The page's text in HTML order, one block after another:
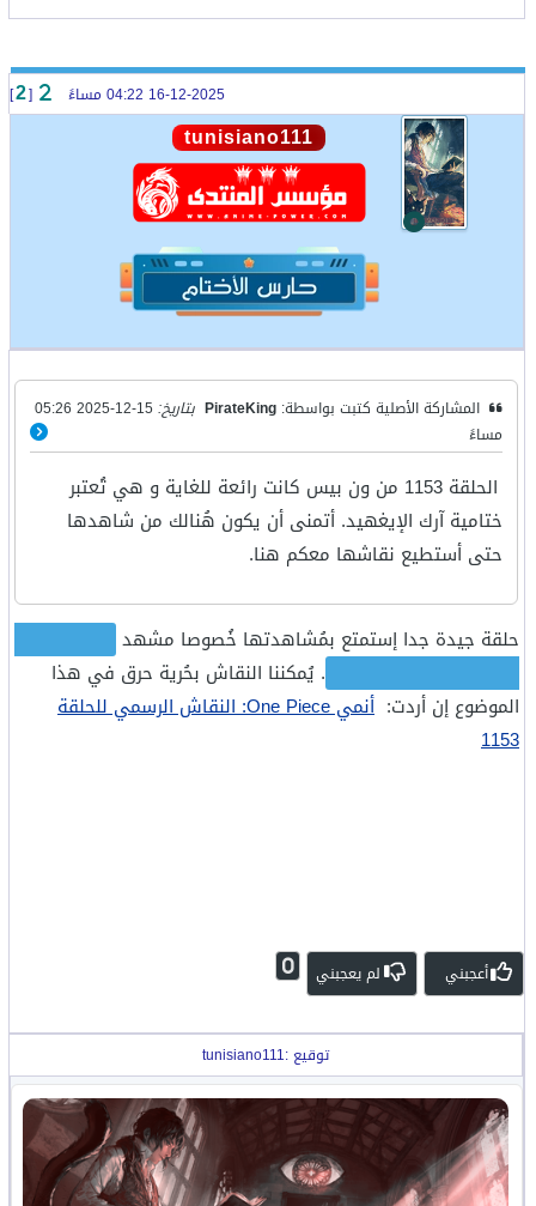
[
2
]
tunisiano111
المشاركة الأصلية كتبت بواسطة: PirateKing بتاريخ:
15-12-2025 05:26
مساءً
الحلقة 1153 من ون بيس كانت رائعة للغاية و هي تُعتبر
ختامية آرك الإيغهيد. أتمنى أن يكون هُنالك من شاهدها
حتى أستطيع نقاشها معكم هنا.
حلقة جيدة جدا إستمتع بمُشاهدتها خُصوصا مشهد
. يُمكننا النقاش بحُرية حرق في هذا
الموضوع إن أردت:
أنمي One Piece: النقاش الرسمي للحلقة
1153
أعجبني لم يعجبني 0
توقيع :tunisiano111